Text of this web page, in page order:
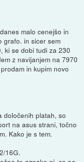
malo cenejšo in
grafo. in sicer sem
ki se dobi tudi za 230
z navijanjem na 7970
in kupim novo
določenih platah, so
na asus strani, točno
Kako je s tem.
16G.